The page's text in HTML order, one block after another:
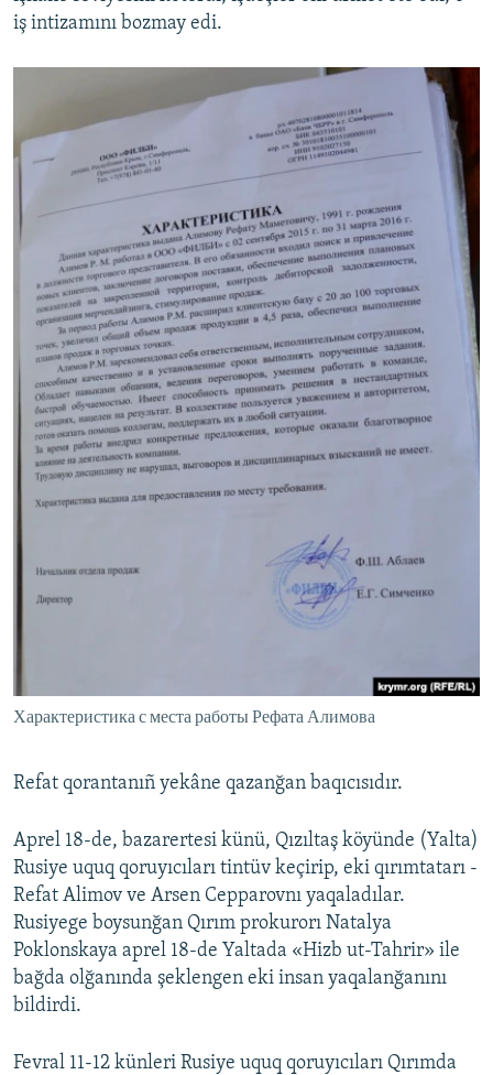
iş intizamını bozmay edi.
Характеристика с места работы Рефата Алимова
Refat qorantanıñ yekâne qazanğan baqıcısıdır.
Aprel 18-de, bazarertesi künü, Qızıltaş köyünde (Yalta)
Rusiye uquq qoruyıcıları tintüv keçirip, eki qırımtatarı -
Refat Alimov ve Arsen Cepparovnı yaqaladılar.
Rusiyege boysunğan Qırım prokurorı Natalya
Poklonskaya aprel 18-de Yaltada «Hizb ut-Tahrir» ile
bağda olğanında şeklengen eki insan yaqalanğanını
bildirdi.
Fevral 11-12 künleri Rusiye uquq qoruyıcıları Qırımda